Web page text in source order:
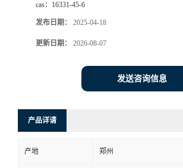
言
cas： 16331-45-6
发布日期： 2025-04-18
更新日期： 2026-08-07
发送咨询信息
产品详请
产地 郑州